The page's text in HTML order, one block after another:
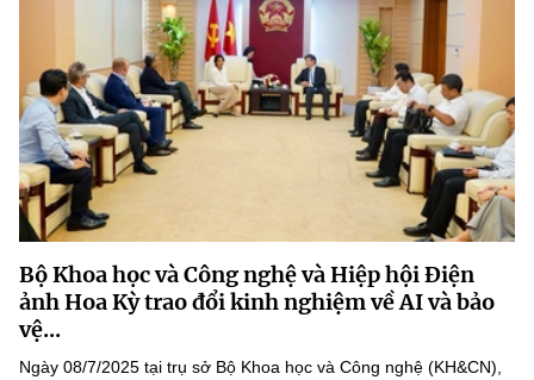
Bộ Khoa học và Công nghệ và Hiệp hội Điện
ảnh Hoa Kỳ trao đổi kinh nghiệm về AI và bảo
vệ...
Ngày 08/7/2025 tại trụ sở Bộ Khoa học và Công nghệ (KH&CN),